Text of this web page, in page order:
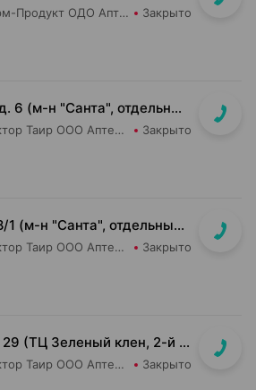
Планета Здоровья Фарм-Продукт ОДО Аптека №23 Закрыто
ул. Водолажского, д. 6 (м-н "Санта", отдельный вход с улицы)
Планета Здоровья Доктор Таир ООО Аптека №17 Закрыто
ул. Нестерова, д. 58/1 (м-н "Санта", отдельный вход)
Планета Здоровья Доктор Таир ООО Аптека №18 Закрыто
ул. Космонавтов, д. 29 (ТЦ Зеленый клен, 2-й этаж)
Планета Здоровья Доктор Таир ООО Аптека №6 Закрыто